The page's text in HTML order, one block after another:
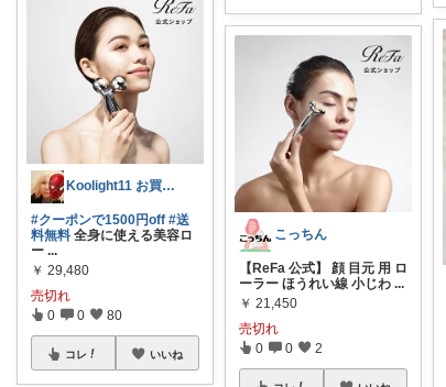
Koolight11 お買い物に感謝‼️
#クーポンで1500円off #送
料無料 全身に使える美容ロ
ー ...
￥ 29,480
売切れ
0 0 80
コレ いいね
こっちん
【ReFa 公式】 顔 目元 用 ロ
ーラー ほうれい線 小じわ ...
￥ 21,450
売切れ
0 0 2